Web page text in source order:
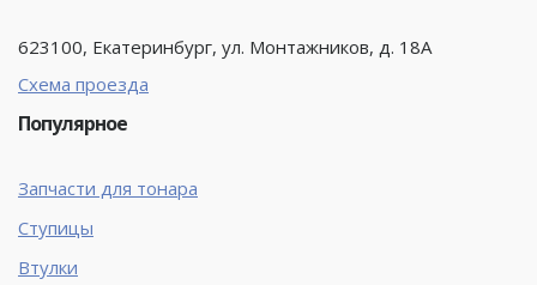
623100, Екатеринбург, ул. Монтажников, д. 18А
Схема проезда
Популярное
Запчасти для тонара
Ступицы
Втулки